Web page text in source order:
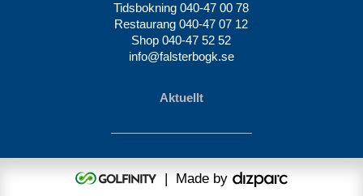
Tidsbokning040-47 00 78
Restaurang040-47 07 12
Shop040-47 52 52
info@falsterbogk.se
Aktuellt
| Made by